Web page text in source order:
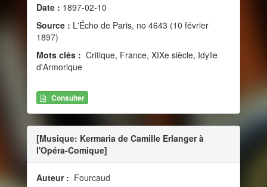
Date : 1897-02-10
Source : L'Écho de Paris, no 4643 (10 février
1897)
Mots clés : Critique, France, XIXe siècle, Idylle
d'Armorique
Consulter
[Musique: Kermaria de Camille Erlanger à
l'Opéra-Comique]
Auteur : Fourcaud